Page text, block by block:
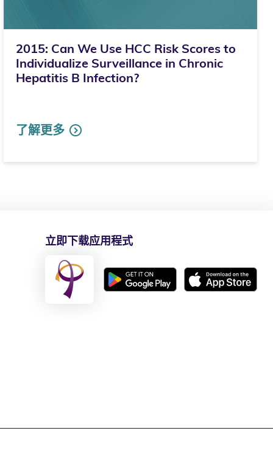
2015: Can We Use HCC Risk Scores to
Individualize Surveillance in Chronic
Hepatitis B Infection?
了解更多
立即下载应用程式